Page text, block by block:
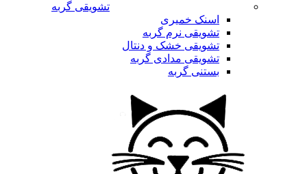
تشویقی گربه
اسنک خمیری
تشویقی نرم گربه
تشویقی خشک و دنتال
تشویقی مدادی گربه
بستنی گربه